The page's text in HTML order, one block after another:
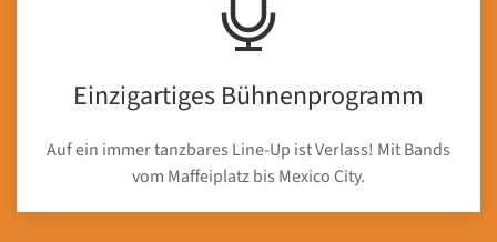
Einzigartiges Bühnenprogramm
Auf ein immer tanzbares Line-Up ist Verlass! Mit Bands
vom Maffeiplatz bis Mexico City.